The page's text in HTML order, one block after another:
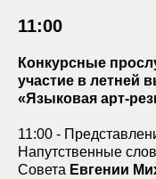
11:00
Конкурсные
участие в летней
«Языковая арт-
11:00 -
Напутственные
Совета Евгении